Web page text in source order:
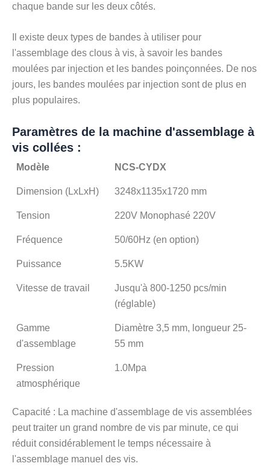
chaque bande sur les deux côtés.
Il existe deux types de bandes à utiliser pour
l'assemblage des clous à vis, à savoir les bandes
moulées par injection et les bandes poinçonnées. De nos
jours, les bandes moulées par injection sont de plus en
plus populaires.
Paramètres de la machine d'assemblage à
vis collées :
Modèle NCS-CYDX
Dimension (LxLxH) 3248x1135x1720 mm
Tension 220V Monophasé 220V
Fréquence 50/60Hz (en option)
Puissance 5.5KW
Vitesse de travail
Jusqu'à 800-1250 pcs/min
(réglable)
Gamme
d'assemblage
Diamètre 3,5 mm, longueur 25-
55 mm
Pression
atmosphérique
1.0Mpa
Capacité : La machine d'assemblage de vis assemblées
peut traiter un grand nombre de vis par minute, ce qui
réduit considérablement le temps nécessaire à
l'assemblage manuel des vis.